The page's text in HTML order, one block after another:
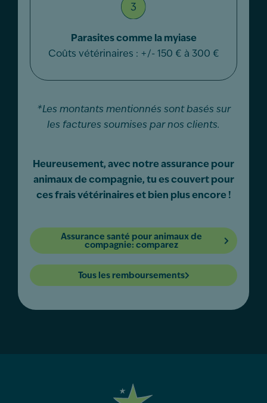
Parasites comme la myiase
Coûts vétérinaires : +/- 150 € à 300 €
*Les montants mentionnés sont basés sur
les factures soumises par nos clients.
Heureusement, avec notre assurance pour
animaux de compagnie, tu es couvert pour
ces frais vétérinaires et bien plus encore !
Assurance santé pour animaux de
compagnie: comparez
Tous les remboursements